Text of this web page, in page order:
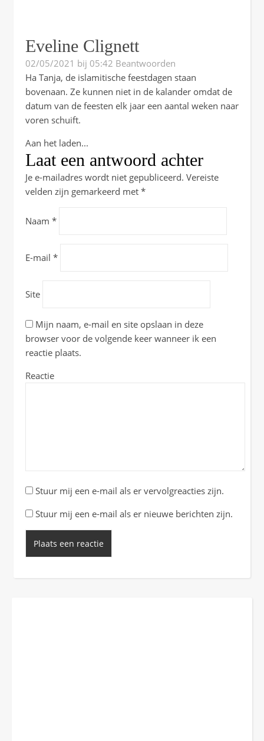
Eveline Clignett
02/05/2021 bij 05:42 Beantwoorden
Ha Tanja, de islamitische feestdagen staan
bovenaan. Ze kunnen niet in de kalander omdat de
datum van de feesten elk jaar een aantal weken naar
voren schuift.
Aan het laden...
Laat een antwoord achter
Je e-mailadres wordt niet gepubliceerd. Vereiste
velden zijn gemarkeerd met *
Naam *
E-mail *
Site
Mijn naam, e-mail en site opslaan in deze
browser voor de volgende keer wanneer ik een
reactie plaats.
Reactie
Stuur mij een e-mail als er vervolgreacties zijn.
Stuur mij een e-mail als er nieuwe berichten zijn.